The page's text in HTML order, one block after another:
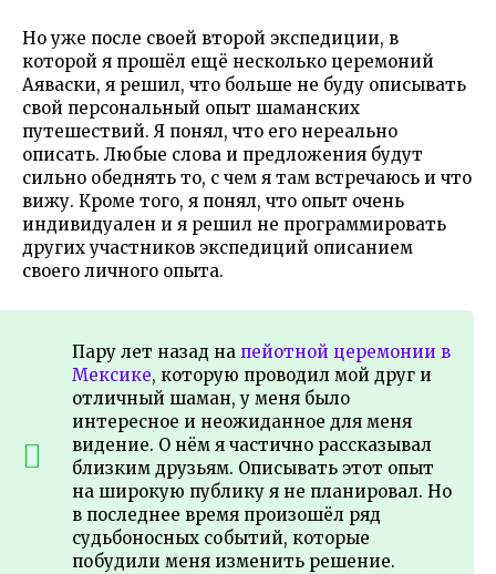
Но уже после своей второй экспедиции, в
которой я прошёл ещё несколько церемоний
Аяваски, я решил, что больше не буду описывать
свой персональный опыт шаманских
путешествий. Я понял, что его нереально
описать. Любые слова и предложения будут
сильно обеднять то, с чем я там встречаюсь и что
вижу. Кроме того, я понял, что опыт очень
индивидуален и я решил не программировать
других участников экспедиций описанием
своего личного опыта.
Пару лет назад на пейотной церемонии в
Мексике, которую проводил мой друг и
отличный шаман, у меня было
интересное и неожиданное для меня
видение. О нём я частично рассказывал
близким друзьям. Описывать этот опыт
на широкую публику я не планировал. Но
в последнее время произошёл ряд
судьбоносных событий, которые
побудили меня изменить решение.